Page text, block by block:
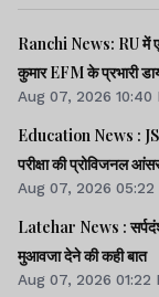
Ranchi News: RU में
कुमार EFM के प्रभारी
Aug 07, 2026 10:40
Education News :
परीक्षा की प्रोविजनल
Aug 07, 2026 05:22
Latehar News : सर्पदंश से किशोरी की मौत, सीओ ने चार लाख
मुआवजा देने की कही बात
Aug 07, 2026 01:22